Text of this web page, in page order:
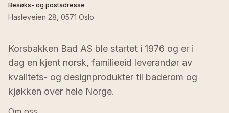
Besøks- og postadresse
Hasleveien 28, 0571 Oslo
Korsbakken Bad AS ble startet i 1976 og er i
dag en kjent norsk, familieeid leverandør av
kvalitets- og designprodukter til baderom og
kjøkken over hele Norge.